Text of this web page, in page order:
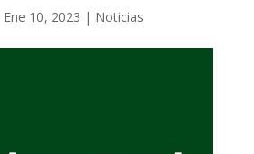
Ene 10, 2023 | Noticias